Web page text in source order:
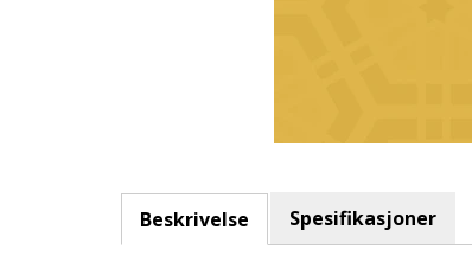
Beskrivelse Spesifikasjoner